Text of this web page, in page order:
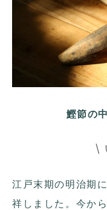
鰹節の
\
江戸末期の明治期
祥しました。今か